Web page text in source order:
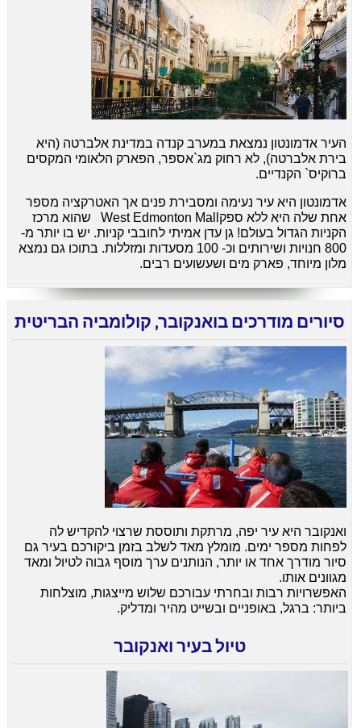
העיר אדמונטון נמצאת במערב קנדה במדינת אלברטה (היא
בירת אלברטה), לא רחוק מג`אספר, הפארק הלאומי המקסים
ברוקיס` הקנדיים.
אדמונטון היא עיר נעימה ומסבירת פנים אך האטרקציה מספר
אחת שלה היא ללא ספקWest Edmonton Mall שהוא מרכז
הקניות הגדול בעולם! גן עדן אמיתי לחובבי קניות. יש בו יותר מ-
800 חנויות ושירותים וכ- 100 מסעדות ומזללות. בתוכו גם נמצא
מלון מיוחד, פארק מים ושעשועים רבים.
סיורים מודרכים בואנקובר, קולומביה הבריטית
ואנקובר היא עיר יפה, מרתקת ותוססת שרצוי להקדיש לה
לפחות מספר ימים. מומלץ מאד לשלב בזמן ביקורכם בעיר גם
סיור מודרך אחד או יותר, הנותנים ערך מוסף גבוה לטיול ומאד
מגוונים אותו.
האפשרויות רבות ובחרתי עבורכם שלוש מייצגות, מוצלחות
ביותר: ברגל, באופניים ובשייט מהיר ומדליק.
טיול בעיר ואנקובר